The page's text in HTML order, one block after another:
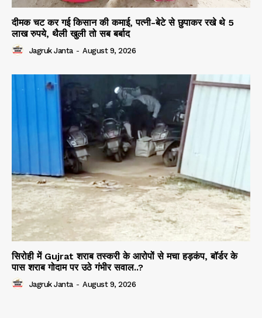
दीमक चट कर गई किसान की कमाई, पत्नी-बेटे से छुपाकर रखे थे 5
लाख रुपये, थैली खुली तो सब बर्बाद
Jagruk Janta - August 9, 2026
सिरोही में Gujrat शराब तस्करी के आरोपों से मचा हड़कंप, बॉर्डर के
पास शराब गोदाम पर उठे गंभीर सवाल..?
Jagruk Janta - August 9, 2026